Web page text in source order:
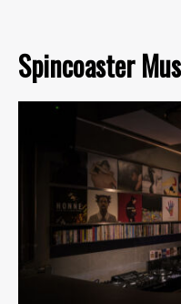
Spincoaster